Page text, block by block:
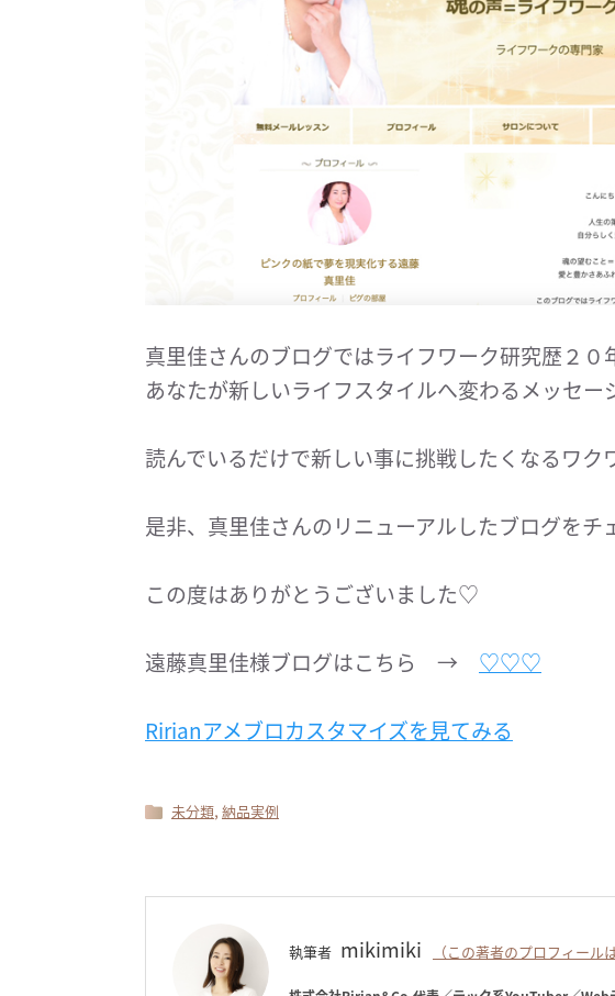
真里佳さんのブログではライフワーク研究歴２０
あなたが新しいライフスタイルへ変わるメッセー
読んでいるだけで新しい事に挑戦したくなるワ
是非、真里佳さんのリニューアルしたブログを
この度はありがとうございました♡
遠藤真里佳様ブログはこちら → ♡♡♡
Ririanアメブロカスタマイズを見てみる
未分類, 納品実例
執筆者 mikimiki （この著者のプロフィール